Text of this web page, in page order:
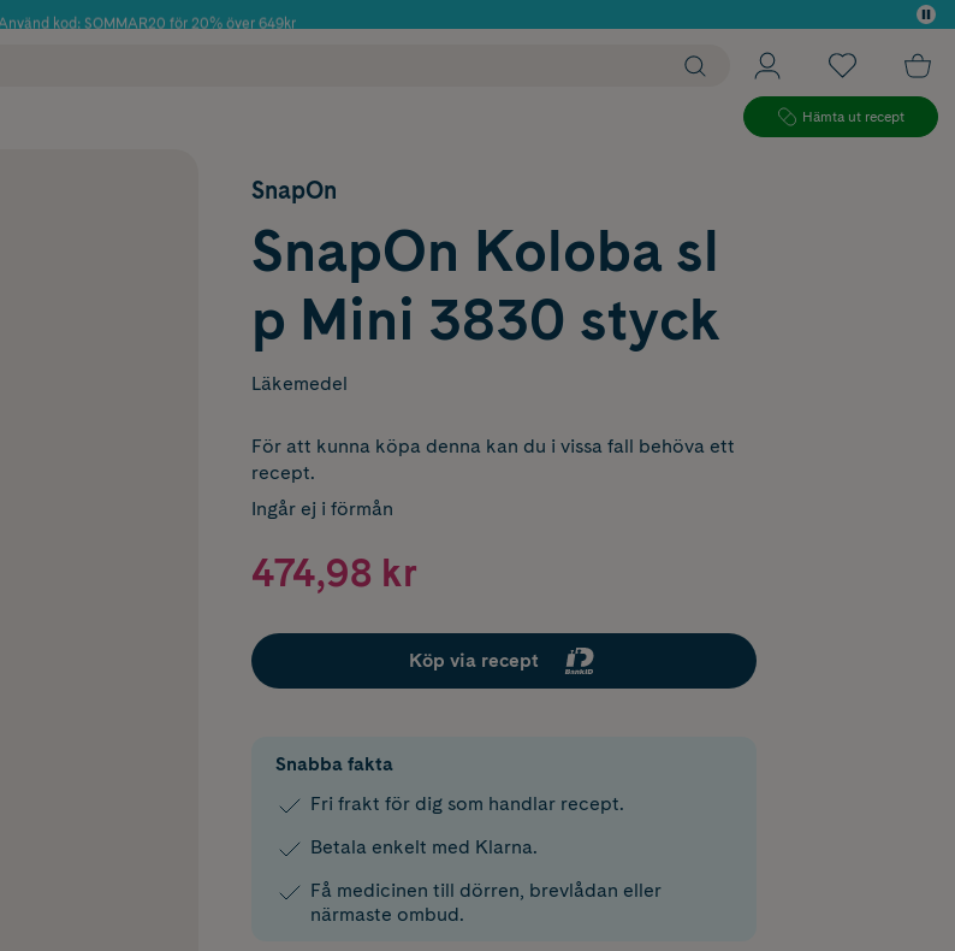
Använd kod: SOMMAR20 för 20% över 649kr
Hämta ut recept
SnapOn
SnapOn Koloba sl
p Mini 3830 styck
Läkemedel
För att kunna köpa denna kan du i vissa fall behöva ett
recept.
Ingår ej i förmån
474,98 kr
Köp via recept
Snabba fakta
Fri frakt för dig som handlar recept.
Betala enkelt med Klarna.
Få medicinen till dörren, brevlådan eller
närmaste ombud.